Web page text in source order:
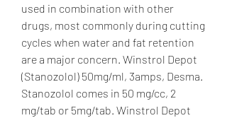
used in combination with other
drugs, most commonly during cutting
cycles when water and fat retention
are a major concern. Winstrol Depot
(Stanozolol) 50mg/ml, 3amps, Desma.
Stanozolol comes in 50 mg/cc, 2
mg/tab or 5mg/tab. Winstrol Depot